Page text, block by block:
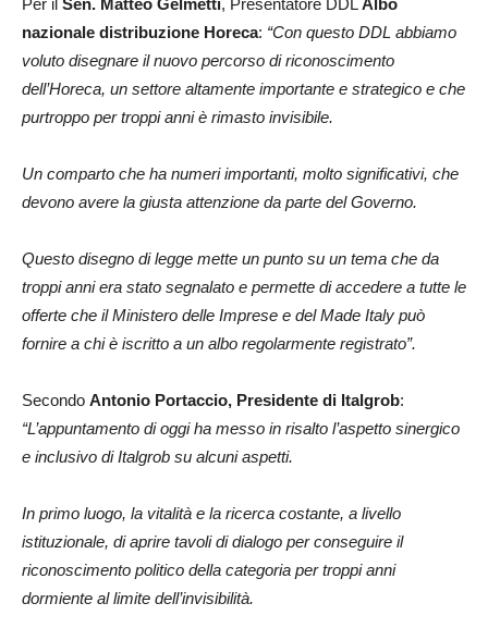
Per il Sen. Matteo Gelmetti, Presentatore DDLAlbo
nazionale distribuzione Horeca: “Con questo DDL abbiamo
voluto disegnare il nuovo percorso di riconoscimento
dell’Horeca, un settore altamente importante e strategico e che
purtroppo per troppi anni è rimasto invisibile.
Un comparto che ha numeri importanti, molto significativi, che
devono avere la giusta attenzione da parte del Governo.
Questo disegno di legge mette un punto su un tema che da
troppi anni era stato segnalato e permette di accedere a tutte le
offerte che il Ministero delle Imprese e del Made Italy può
fornire a chi è iscritto a un albo regolarmente registrato”.
Secondo Antonio Portaccio, Presidente di Italgrob:
“L’appuntamento di oggi ha messo in risalto l’aspetto sinergico
e inclusivo di Italgrob su alcuni aspetti.
In primo luogo, la vitalità e la ricerca costante, a livello
istituzionale, di aprire tavoli di dialogo per conseguire il
riconoscimento politico della categoria per troppi anni
dormiente al limite dell’invisibilità.